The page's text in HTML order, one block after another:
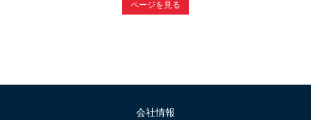
ページを見る
会社情報